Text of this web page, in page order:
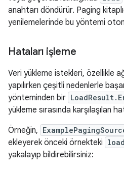
anahtarı döndürür. Paging
yenilemelerinde bu yöntemi
Hataları işleme
Veri yükleme istekleri, özellikle
yapılırken çeşitli nedenlerle
yönteminden bir
yükleme sırasında karşılaşılan
Örneğin,
ekleyerek önceki örnekteki load
yakalayıp bildirebilirsiniz: